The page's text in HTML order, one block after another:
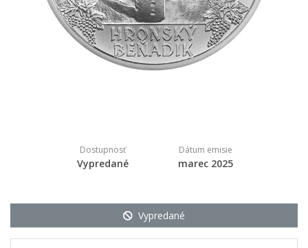
Dostupnosť
Vypredané
Dátum emisie
marec 2025
Vypredané